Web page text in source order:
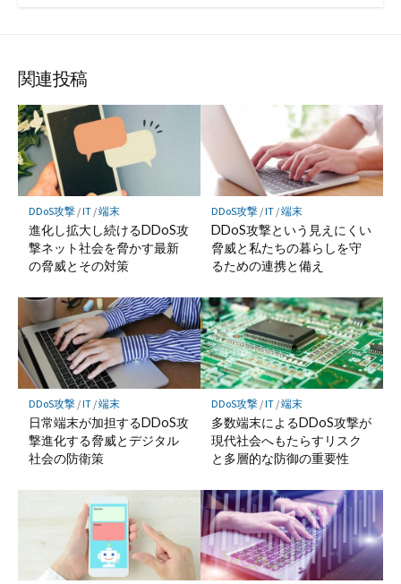
関連投稿
DDoS攻撃/IT/端末
進化し拡大し続けるDDoS攻
撃ネット社会を脅かす最新
の脅威とその対策
DDoS攻撃/IT/端末
DDoS攻撃という見えにくい
脅威と私たちの暮らしを守
るための連携と備え
DDoS攻撃/IT/端末
日常端末が加担するDDoS攻
撃進化する脅威とデジタル
社会の防衛策
DDoS攻撃/IT/端末
多数端末によるDDoS攻撃が
現代社会へもたらすリスク
と多層的な防御の重要性